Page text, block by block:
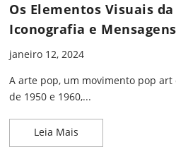
Os Elementos Visuais
Iconografia e Mensagens
janeiro 12, 2024
A arte pop, um movimento pop
de 1950 e 1960,...
Leia Mais